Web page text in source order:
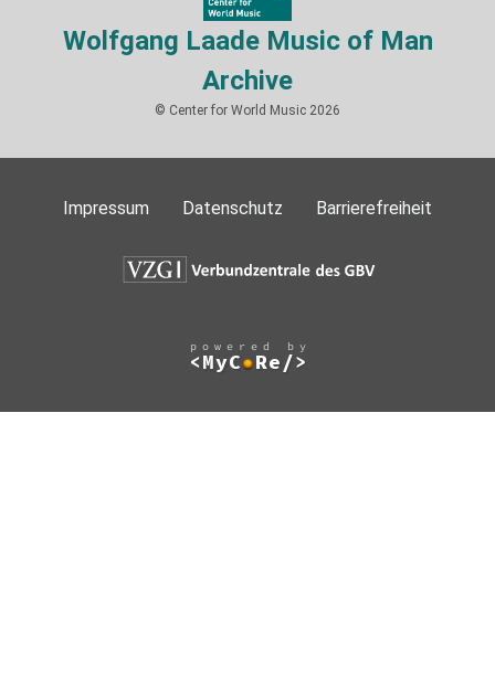
Wolfgang Laade Music of Man
Archive
© Center for World Music 2026
Impressum Datenschutz Barrierefreiheit